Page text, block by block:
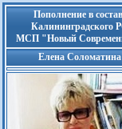
Пополнение в
Калининградского
МСП "Новый
Елена Соломатина